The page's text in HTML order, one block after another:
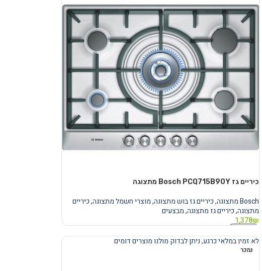
כיריים גז Bosch PCQ715B90Y מתצוגה
Bosch מתצוגה ,כיריים גז בוש מתצוגה,מוצרי חשמל מתצוגה,כיריים
מתצוגה,כיריים גז מתצוגה,מבצעים
1,378₪
מידע נוסף
נמכר
לא זמין במלאי כרגע, ניתן לבדוק מולנו מוצרים דומים